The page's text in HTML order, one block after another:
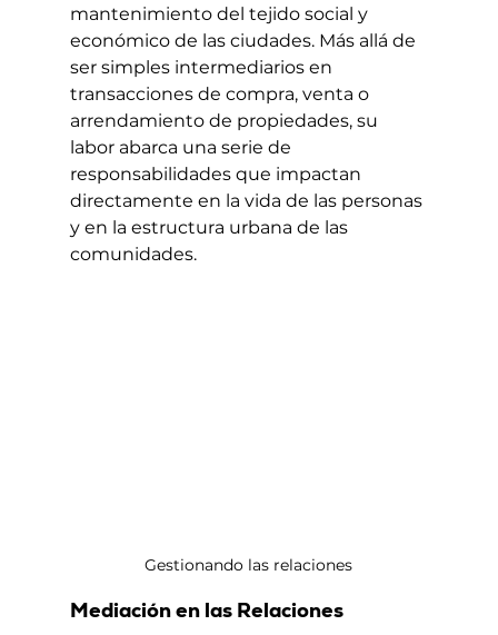
mantenimiento del tejido social y
económico de las ciudades. Más allá de
ser simples intermediarios en
transacciones de compra, venta o
arrendamiento de propiedades, su
labor abarca una serie de
responsabilidades que impactan
directamente en la vida de las personas
y en la estructura urbana de las
comunidades.
Gestionando las relaciones
Mediación en las Relaciones